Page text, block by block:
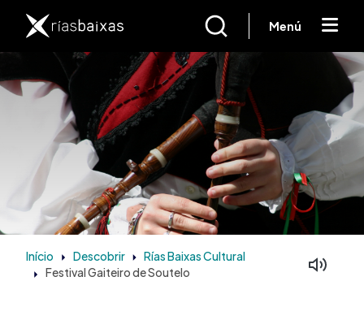
Menú
Início Descobrir Rías Baixas Cultural
Festival Gaiteiro de Soutelo